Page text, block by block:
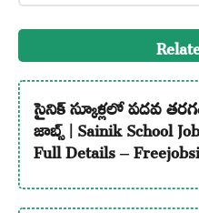
సైనిక్ స్కూళ్లలో పదవ
జాబ్స్ | Sainik School
Full Details –